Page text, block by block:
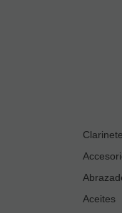
Aceites